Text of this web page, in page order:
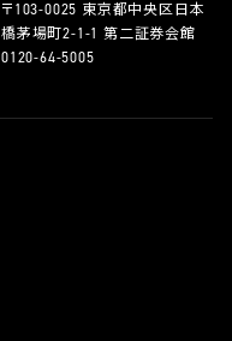
〒103-0025 東京都中央区日本
橋茅場町2-1-1 第二証券会館
0120-64-5005